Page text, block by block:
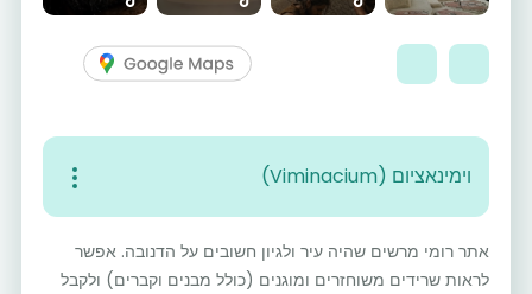
וימינאציום (Viminacium)
אתר רומי מרשים שהיה עיר ולגיון חשובים על הדנובה. אפשר
לראות שרידים משוחזרים ומוגנים (כולל מבנים וקברים) ולקבל